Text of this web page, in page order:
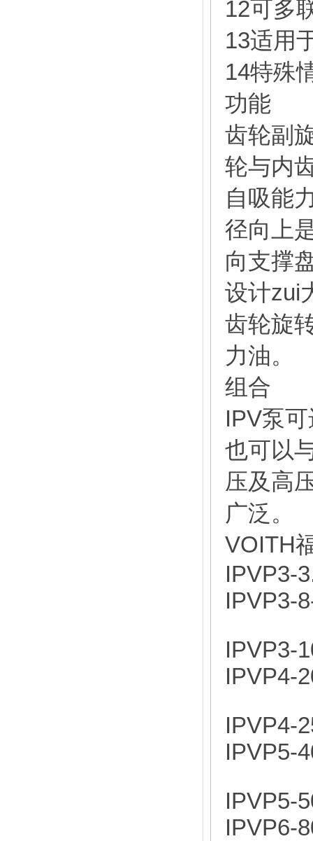
12可多
13适用
14特殊
功能
齿轮副
轮与内
自吸能
径向上
向支撑
设计zui
齿轮旋
力油。
组合
IPV泵
也可以
压及高
广泛。
VOITH
IPVP3-
IPVP3-
IPVP3-
IPVP4-
IPVP4-
IPVP5-
IPVP5-
IPVP6-